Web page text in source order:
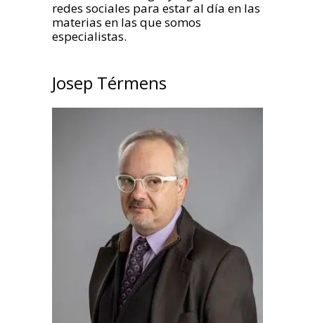
redes sociales para estar al día en las
materias en las que somos
especialistas.
Josep Térmens